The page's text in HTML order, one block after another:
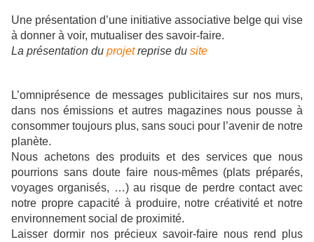
Une présentation d’une initiative associative belge qui vise
à donner à voir, mutualiser des savoir-faire.
La présentation du projetreprise du site
L’omniprésence de messages publicitaires sur nos murs,
dans nos émissions et autres magazines nous pousse à
consommer toujours plus, sans souci pour l’avenir de notre
planète.
Nous achetons des produits et des services que nous
pourrions sans doute faire nous-mêmes (plats préparés,
voyages organisés, …) au risque de perdre contact avec
notre propre capacité à produire, notre créativité et notre
environnement social de proximité.
Laisser dormir nos précieux savoir-faire nous rend plus